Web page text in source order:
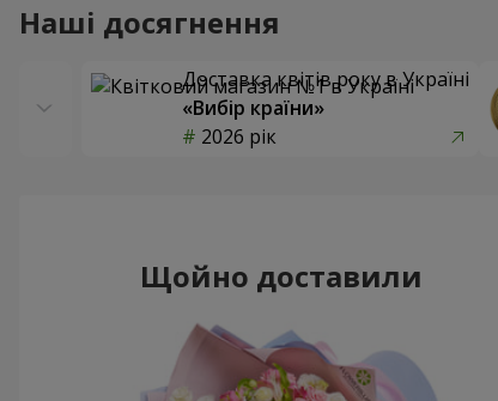
Наші досягнення
Доставка квітів року в Україні
«Вибір країни»
2026 рік
Щойно доставили